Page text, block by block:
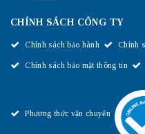
CHÍNH SÁCH CÔNG TY
Chính sách bảo hành Chính
Chính sách bảo mật thông tin
Phương thức vận chuyển